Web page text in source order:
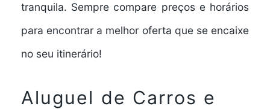
tranquila. Sempre compare preços e horários
para encontrar a melhor oferta que se encaixe
no seu itinerário!
Aluguel de Carros e